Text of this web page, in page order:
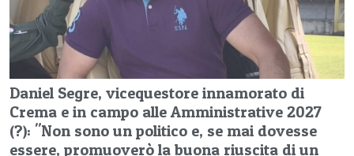
Daniel Segre, vicequestore innamorato di
Crema e in campo alle Amministrative 2027
(?): "Non sono un politico e, se mai dovesse
essere, promuoverò la buona riuscita di un